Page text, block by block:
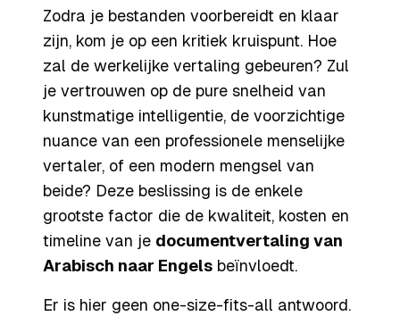
Zodra je bestanden voorbereidt en klaar
zijn, kom je op een kritiek kruispunt. Hoe
zal de werkelijke vertaling gebeuren? Zul
je vertrouwen op de pure snelheid van
kunstmatige intelligentie, de voorzichtige
nuance van een professionele menselijke
vertaler, of een modern mengsel van
beide? Deze beslissing is de enkele
grootste factor die de kwaliteit, kosten en
timeline van je documentvertaling van
Arabisch naar Engels beïnvloedt.
Er is hier geen one-size-fits-all antwoord.